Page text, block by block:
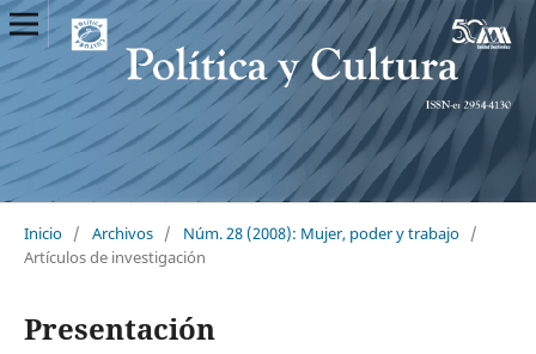
Inicio / Archivos / Núm. 28 (2008): Mujer, poder y trabajo /
Artículos de investigación
Presentación